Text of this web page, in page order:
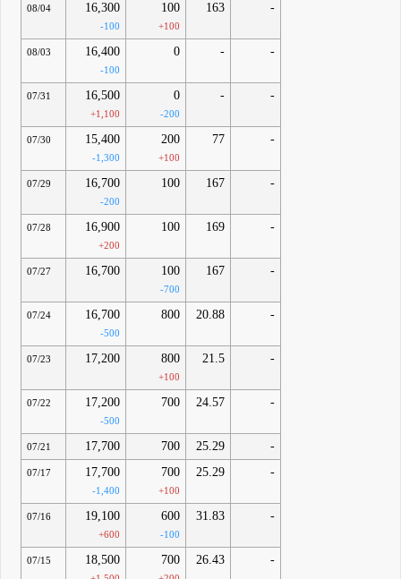
08/04 16,300
-100
100
+100
163 -
08/03 16,400
-100
0 - -
07/31 16,500
+1,100
0
-200
- -
07/30 15,400
-1,300
200
+100
77 -
07/29 16,700
-200
100 167 -
07/28 16,900
+200
100 169 -
07/27 16,700 100
-700
167 -
07/24 16,700
-500
800 20.88 -
07/23 17,200 800
+100
21.5 -
07/22 17,200
-500
700 24.57 -
07/21 17,700 700 25.29 -
07/17 17,700
-1,400
700
+100
25.29 -
07/16 19,100
+600
600
-100
31.83 -
07/15 18,500 700 26.43 -